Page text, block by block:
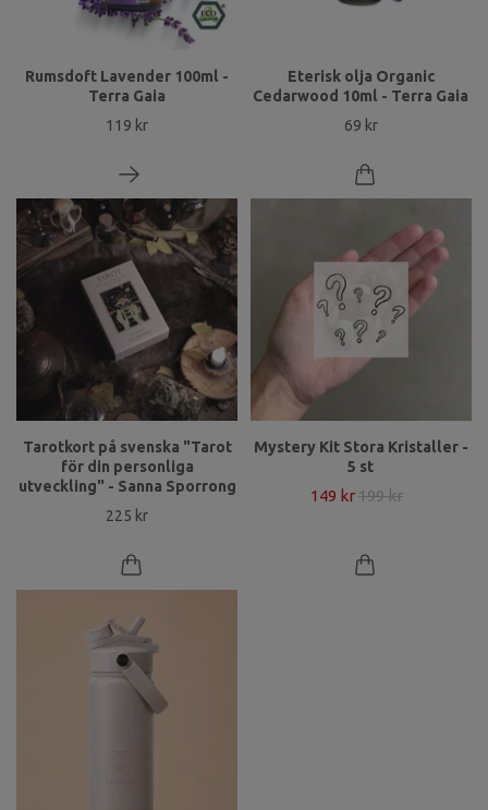
Rumsdoft Lavender 100ml -
Terra Gaia
119 kr
Eterisk olja Organic
Cedarwood 10ml - Terra Gaia
69 kr
Tarotkort på svenska "Tarot
för din personliga
utveckling" - Sanna Sporrong
225 kr
Mystery Kit Stora Kristaller -
5 st
149 kr199 kr